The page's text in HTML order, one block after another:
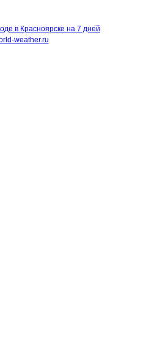
в Красноярске на 7 дней
weather.ru